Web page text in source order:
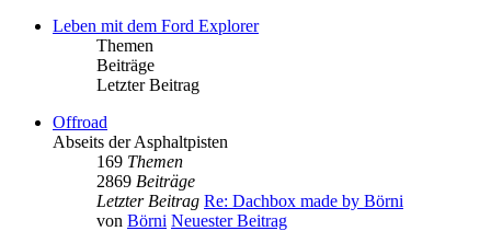
Leben mit dem Ford Explorer
Themen
Beiträge
Letzter Beitrag
Offroad
Abseits der Asphaltpisten
169 Themen
2869 Beiträge
Letzter Beitrag Re: Dachbox made by Börni
von Börni Neuester Beitrag